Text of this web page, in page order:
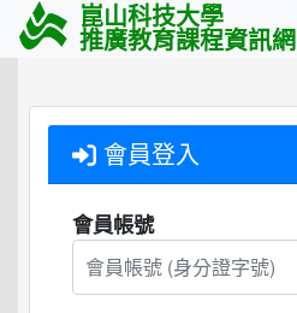
崑山科技大學
推廣教育課程資訊網
會員登入
會員帳號